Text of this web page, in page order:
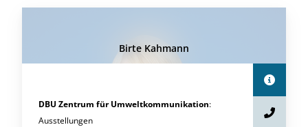
Birte Kahmann
DBU Zentrum für Umweltkommunikation:
Ausstellungen